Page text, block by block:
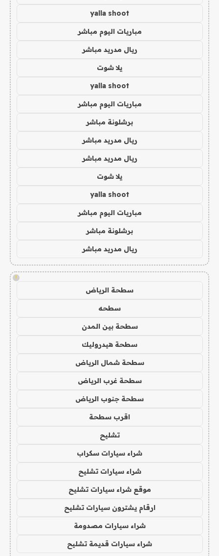
yalla shoot
مباريات اليوم مباشر
ريال مدريد مباشر
يلا شوت
yalla shoot
مباريات اليوم مباشر
برشلونة مباشر
ريال مدريد مباشر
ريال مدريد مباشر
يلا شوت
yalla shoot
مباريات اليوم مباشر
برشلونة مباشر
ريال مدريد مباشر
!
سطحة الرياض
سطحه
سطحة بين المدن
سطحة هيدروليك
سطحة شمال الرياض
سطحة غرب الرياض
سطحة جنوب الرياض
اقرب سطحة
تشليح
شراء سيارات سكراب
شراء سيارات تشليح
موقع شراء سيارات تشليح
ارقام يشترون سيارات تشليح
شراء سيارات مصدومة
شراء سيارات قديمة تشليح